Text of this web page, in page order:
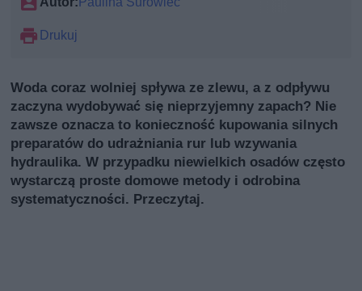
Drukuj
Woda coraz wolniej spływa ze zlewu, a z odpływu
zaczyna wydobywać się nieprzyjemny zapach? Nie
zawsze oznacza to konieczność kupowania silnych
preparatów do udrażniania rur lub wzywania
hydraulika. W przypadku niewielkich osadów często
wystarczą proste domowe metody i odrobina
systematyczności. Przeczytaj.